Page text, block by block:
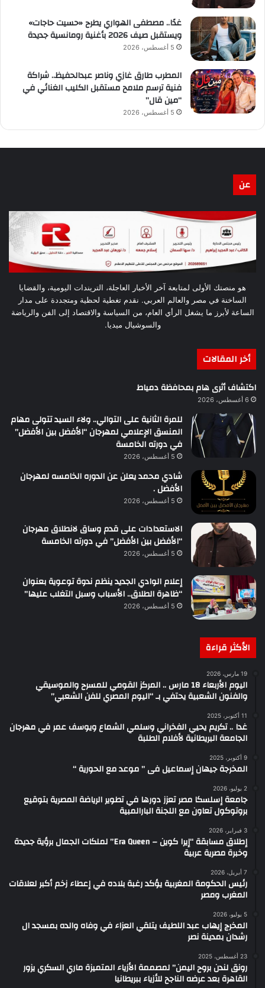
غدًا.. مصطفى الهواري يطرح «حسيت حاجات»
ويستقبل صيف 2026 بأغنية رومانسية جديدة
5 أغسطس، 2026
المطرب طارق غازي وناصر عبدالحفيظ.. شراكة
فنية ترسم ملامح مستقبل الكليب الغنائي في
“مين قال”
5 أغسطس، 2026
عن
هو منصتك الأولى لمتابعة آخر الأخبار العاجلة، التريندات اليومية، والقضايا
الساخنة في مصر والعالم العربي. نقدم تغطية لحظية ومتجددة على مدار
الساعة لأبرز ما يشغل الرأي العام، من السياسة والاقتصاد إلى الفن والرياضة
والسوشيال ميديا.
أخر المقالات
اكتشاف أثرى هام بمحافظة دمياط
6 أغسطس، 2026
للمرة الثانية على التوالي.. ولاء السيد تتولى مهام
المنسق الإعلامي لمهرجان “الأفضل بين الأفضل”
في دورته الخامسة
5 أغسطس، 2026
شادي محمد يعلن عن الدوره الخامسه لمهرجان
الأفضل .
5 أغسطس، 2026
الاستعدادات على قدم وساق لانطلاق مهرجان
“الأفضل بين الأفضل” في دورته الخامسة
5 أغسطس، 2026
إعلام الوادي الجديد ينظم ندوة توعوية بعنوان
“ظاهرة الطلاق.. الأسباب وسبل التغلب عليها”
5 أغسطس، 2026
الأكثر قراءة
19 مارس، 2026
اليوم الأربعاء 18 مارس .. المركز القومي للمسرح والموسيقي
والفنون الشعبية يحتفي بـ “اليوم المصري للفن الشعبي”
11 أكتوبر، 2025
غدا .. تكريم يحيي الفخراني وسلمي الشماع ويوسف عمر في مهرجان
الجامعة البريطانية لأفلام الطلبة
9 أكتوبر، 2025
المخرجة جيهان إسماعيل فى ” موعد مع الحورية “
2 يوليو، 2026
جامعة إسلسكا مصر تعزز دورها في تطوير الرياضة المصرية بتوقيع
بروتوكول تعاون مع اللجنة البارالمبية
3 فبراير، 2026
إطلاق مسابقة “إيرا كوين – Era Queen” لملكات الجمال برؤية جديدة
وخبرة مصرية عربية
7 أبريل، 2026
رئيس الحكومة المغربية يؤكد رغبة بلاده في إعطاء زخم أكبر لعلاقات
المغرب ومصر
5 يوليو، 2026
المخرج إيهاب عبد اللطيف يتلقي العزاء في وفاه والده بمسجد ال
رشدان بمدينة نصر
23 أغسطس، 2025
رونق لندن بروح اليمن” لمصممة الأزياء المتميزة ماري السكري يزور
القاهرة بعد عرضه الناجح للأزياء ببريطانيا